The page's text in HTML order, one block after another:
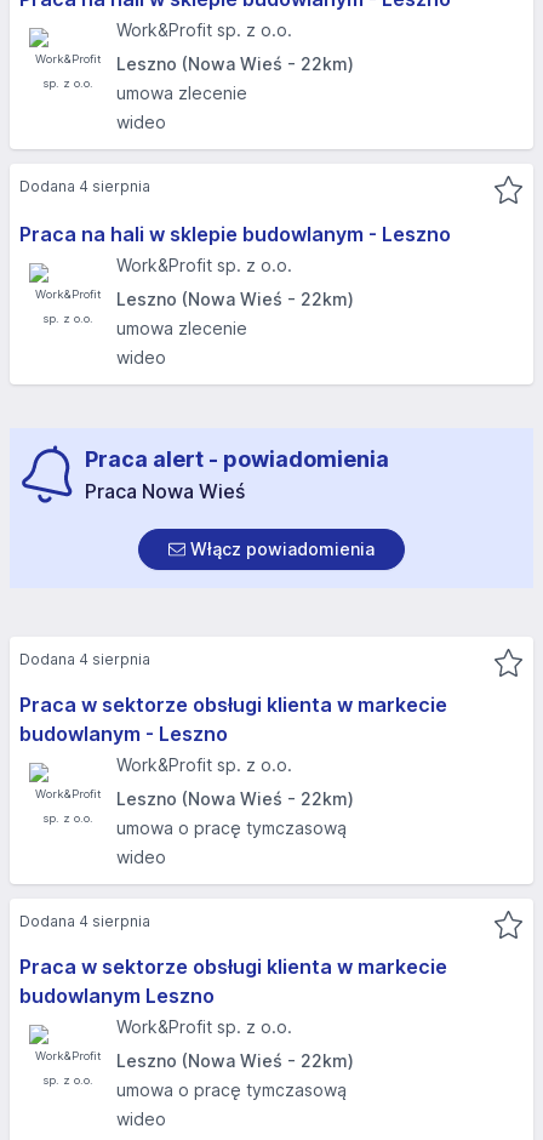
Work&Profit sp. z o.o.
Leszno (Nowa Wieś - 22km)
umowa zlecenie
wideo
Praca na hali w sklepie budowlanym - Leszno
Work&Profit sp. z o.o.
Leszno (Nowa Wieś - 22km)
umowa zlecenie
wideo
Dodana 4 sierpnia
Praca alert - powiadomienia
Praca Nowa Wieś
Włącz powiadomienia
Praca w sektorze obsługi klienta w markecie
budowlanym - Leszno
Work&Profit sp. z o.o.
Leszno (Nowa Wieś - 22km)
umowa o pracę tymczasową
wideo
Dodana 4 sierpnia
Praca w sektorze obsługi klienta w markecie
budowlanym Leszno
Work&Profit sp. z o.o.
Leszno (Nowa Wieś - 22km)
umowa o pracę tymczasową
wideo
Dodana 4 sierpnia